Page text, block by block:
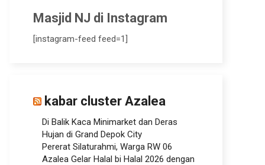
Masjid NJ di Instagram
[instagram-feed feed=1]
kabar cluster Azalea
Di Balik Kaca Minimarket dan Deras
Hujan di Grand Depok City
Pererat Silaturahmi, Warga RW 06
Azalea Gelar Halal bi Halal 2026 dengan